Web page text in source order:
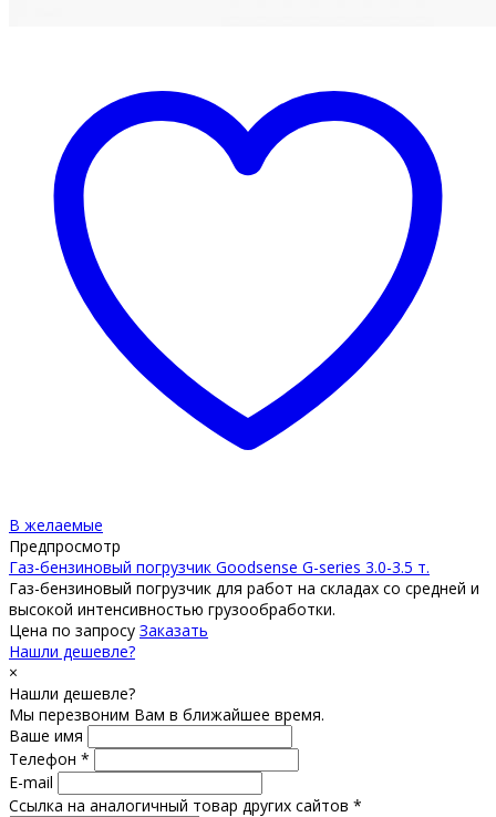
В желаемые
Предпросмотр
Газ-бензиновый погрузчик Goodsense G-series 3.0-3.5 т.
Газ-бензиновый погрузчик для работ на складах со средней и
высокой интенсивностью грузообработки.
Цена по запросу Заказать
Нашли дешевле?
×
Нашли дешевле?
Мы перезвоним Вам в ближайшее время.
Ваше имя
Телефон *
E-mail
Ссылка на аналогичный товар других сайтов *